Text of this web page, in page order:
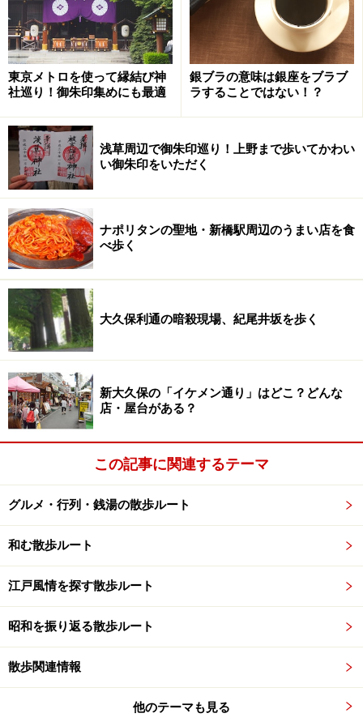
小金井公園内は桜並木が続いている
訪れた6月初旬は木漏れ日も美しい。
真夏になるともっと葉が生い茂り木陰を作ってくれる桜
並木。
江戸東京たてもの園の入園料は400円。
というわけで、江戸東京たてもの園へGO!
【関連サイト】
江戸東京たてもの園
※記事内容は執筆時点のものです。最新の内容をご確認くださ
い。
東京メトロを使って縁結び神
社巡り！御朱印集めにも最適
銀ブラの意味は銀座をブラブ
ラすることではない！？
浅草周辺で御朱印巡り！上野まで歩いてかわい
い御朱印をいただく
ナポリタンの聖地・新橋駅周辺のうまい店を食
べ歩く
大久保利通の暗殺現場、紀尾井坂を歩く
新大久保の「イケメン通り」はどこ？どんな
店・屋台がある？
この記事に関連するテーマ
グルメ・行列・銭湯の散歩ルート
和む散歩ルート
江戸風情を探す散歩ルート
昭和を振り返る散歩ルート
散歩関連情報
他のテーマも見る